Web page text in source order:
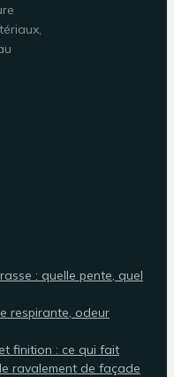
: quelle pente, quel
respirante, odeur
finition : ce qui fait
ravalement de façade